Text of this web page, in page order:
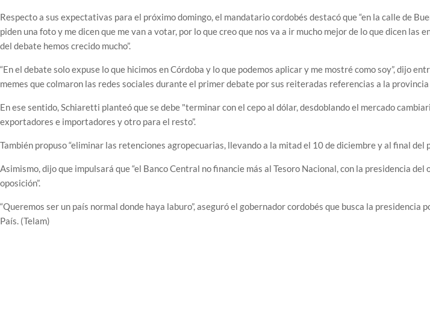
Respecto a sus expectativas para el próximo domingo, el mandatario cordobés destacó que “en la calle de
piden una foto y me dicen que me van a votar, por lo que creo que nos va a ir mucho mejor de lo que dicen las
del debate hemos crecido mucho”.
“En el debate solo expuse lo que hicimos en Córdoba y lo que podemos aplicar y me mostré como soy”, dijo
memes que colmaron las redes sociales durante el primer debate por sus reiteradas referencias a la provincia
En ese sentido, Schiaretti planteó que se debe "terminar con el cepo al dólar, desdoblando el mercado
exportadores e importadores y otro para el resto”.
También propuso “eliminar las retenciones agropecuarias, llevando a la mitad el 10 de diciembre y al final del
Asimismo, dijo que impulsará que “el Banco Central no financie más al Tesoro Nacional, con la presidencia del
oposición”.
“Queremos ser un país normal donde haya laburo”, aseguró el gobernador cordobés que busca la presidencia
País. (Telam)